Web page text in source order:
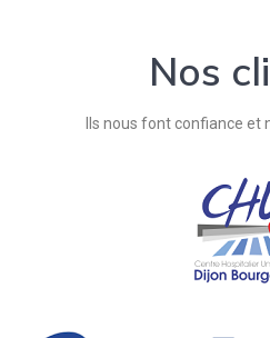
Nos
Ils nous font confiance et